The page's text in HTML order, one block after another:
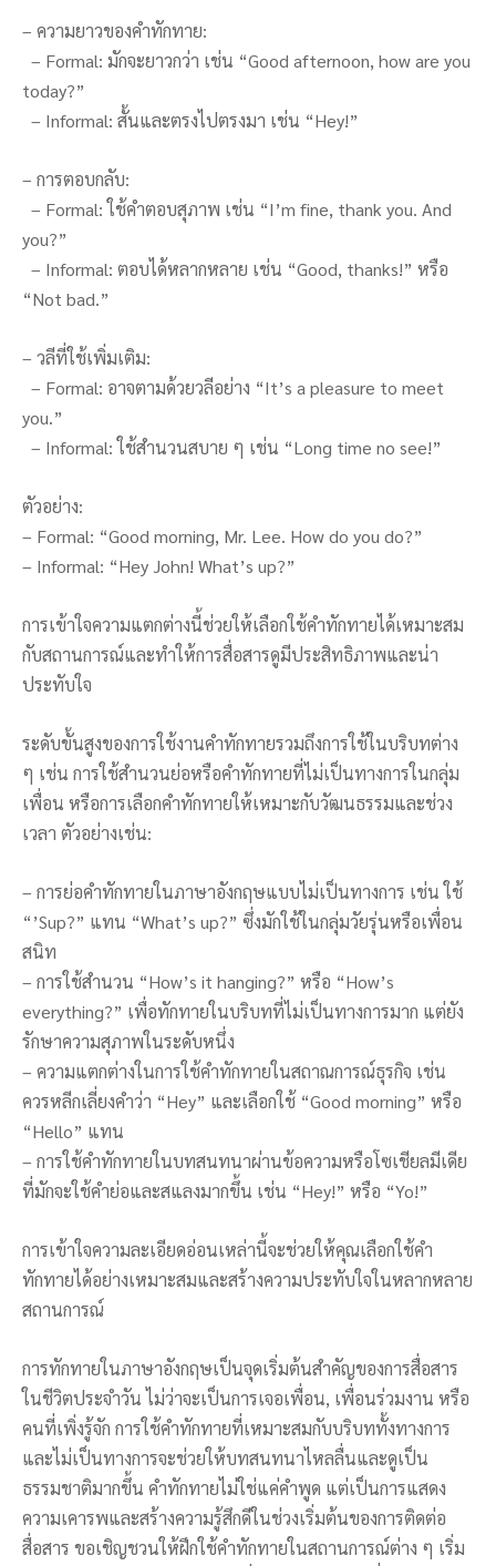
– ความยาวของคำทักทาย:
– Formal: มักจะยาวกว่า เช่น “Good afternoon, how are you
today?”
– Informal: สั้นและตรงไปตรงมา เช่น “Hey!”
– การตอบกลับ:
– Formal: ใช้คำตอบสุภาพ เช่น “I’m fine, thank you. And
you?”
– Informal: ตอบได้หลากหลาย เช่น “Good, thanks!” หรือ
“Not bad.”
– วลีที่ใช้เพิ่มเติม:
– Formal: อาจตามด้วยวลีอย่าง “It’s a pleasure to meet
you.”
– Informal: ใช้สำนวนสบาย ๆ เช่น “Long time no see!”
ตัวอย่าง:
– Formal: “Good morning, Mr. Lee. How do you do?”
– Informal: “Hey John! What’s up?”
การเข้าใจความแตกต่างนี้ช่วยให้เลือกใช้คำทักทายได้เหมาะสม
กับสถานการณ์และทำให้การสื่อสารดูมีประสิทธิภาพและน่า
ประทับใจ
ระดับขั้นสูงของการใช้งานคำทักทายรวมถึงการใช้ในบริบทต่าง
ๆ เช่น การใช้สำนวนย่อหรือคำทักทายที่ไม่เป็นทางการในกลุ่ม
เพื่อน หรือการเลือกคำทักทายให้เหมาะกับวัฒนธรรมและช่วง
เวลา ตัวอย่างเช่น:
– การย่อคำทักทายในภาษาอังกฤษแบบไม่เป็นทางการ เช่น ใช้
“’Sup?” แทน “What’s up?” ซึ่งมักใช้ในกลุ่มวัยรุ่นหรือเพื่อน
สนิท
– การใช้สำนวน “How’s it hanging?” หรือ “How’s
everything?” เพื่อทักทายในบริบทที่ไม่เป็นทางการมาก แต่ยัง
รักษาความสุภาพในระดับหนึ่ง
– ความแตกต่างในการใช้คำทักทายในสถาณการณ์ธุรกิจ เช่น
ควรหลีกเลี่ยงคำว่า “Hey” และเลือกใช้ “Good morning” หรือ
“Hello” แทน
– การใช้คำทักทายในบทสนทนาผ่านข้อความหรือโซเชียลมีเดีย
ที่มักจะใช้คำย่อและสแลงมากขึ้น เช่น “Hey!” หรือ “Yo!”
การเข้าใจความละเอียดอ่อนเหล่านี้จะช่วยให้คุณเลือกใช้คำ
ทักทายได้อย่างเหมาะสมและสร้างความประทับใจในหลากหลาย
สถานการณ์
การทักทายในภาษาอังกฤษเป็นจุดเริ่มต้นสำคัญของการสื่อสาร
ในชีวิตประจำวัน ไม่ว่าจะเป็นการเจอเพื่อน, เพื่อนร่วมงาน หรือ
คนที่เพิ่งรู้จัก การใช้คำทักทายที่เหมาะสมกับบริบททั้งทางการ
และไม่เป็นทางการจะช่วยให้บทสนทนาไหลลื่นและดูเป็น
ธรรมชาติมากขึ้น คำทักทายไม่ใช่แค่คำพูด แต่เป็นการแสดง
ความเคารพและสร้างความรู้สึกดีในช่วงเริ่มต้นของการติดต่อ
สื่อสาร ขอเชิญชวนให้ฝึกใช้คำทักทายในสถานการณ์ต่าง ๆ เริ่ม